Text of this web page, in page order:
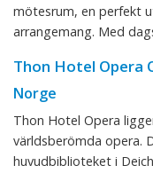
mötesrum, en perfekt
arrangemang. Med
Thon Hotel Opera
Norge
Thon Hotel Opera
världsberömda opera.
huvudbiblioteket i